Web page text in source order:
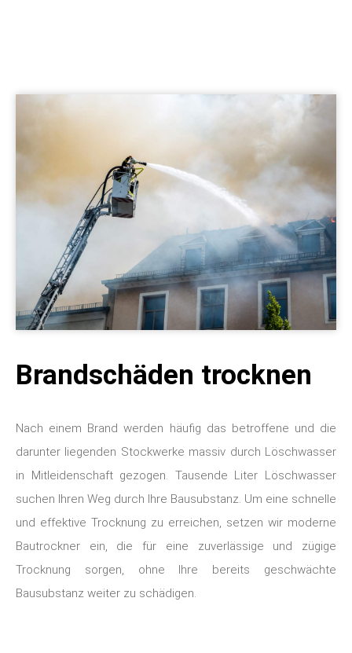
Brandschäden trocknen
Nach einem Brand werden häufig das betroffene und die
darunter liegenden Stockwerke massiv durch Löschwasser
in Mitleidenschaft gezogen. Tausende Liter Löschwasser
suchen Ihren Weg durch Ihre Bausubstanz. Um eine schnelle
und effektive Trocknung zu erreichen, setzen wir moderne
Bautrockner ein, die für eine zuverlässige und zügige
Trocknung sorgen, ohne Ihre bereits geschwächte
Bausubstanz weiter zu schädigen.